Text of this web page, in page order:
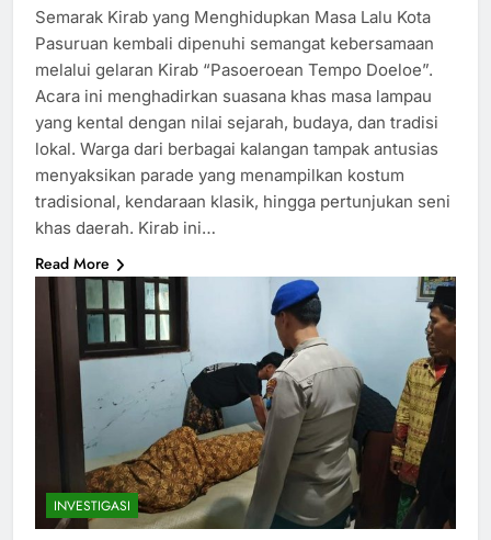
Semarak Kirab yang Menghidupkan Masa Lalu Kota
Pasuruan kembali dipenuhi semangat kebersamaan
melalui gelaran Kirab “Pasoeroean Tempo Doeloe”.
Acara ini menghadirkan suasana khas masa lampau
yang kental dengan nilai sejarah, budaya, dan tradisi
lokal. Warga dari berbagai kalangan tampak antusias
menyaksikan parade yang menampilkan kostum
tradisional, kendaraan klasik, hingga pertunjukan seni
khas daerah. Kirab ini…
Read More
INVESTIGASI